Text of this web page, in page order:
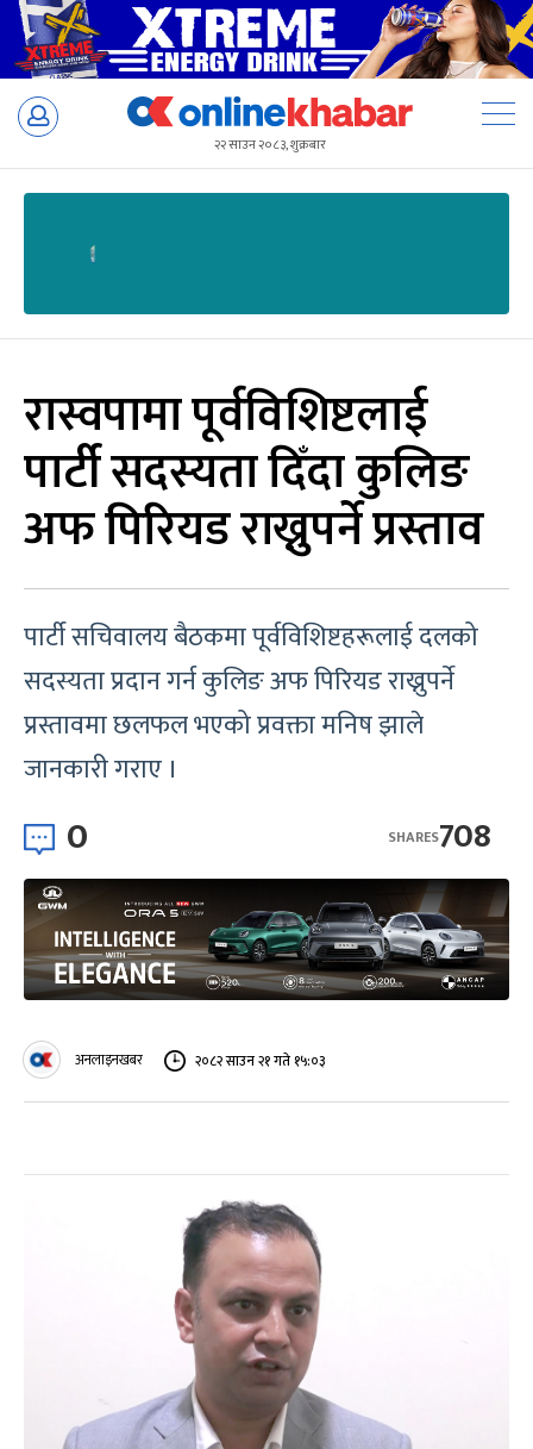
Skip
२२ साउन २०८३, शुक्रबार
रास्वपामा पूर्वविशिष्टलाई
पार्टी सदस्यता दिँदा कुलिङ
अफ पिरियड राख्नुपर्ने प्रस्ताव
पार्टी सचिवालय बैठकमा पूर्वविशिष्टहरूलाई दलको
सदस्यता प्रदान गर्न कुलिङ अफ पिरियड राख्नुपर्ने
प्रस्तावमा छलफल भएको प्रवक्ता मनिष झाले
जानकारी गराए ।
0 708
SHARES
अनलाइनखबर २०८२ साउन २१ गते १५:०३